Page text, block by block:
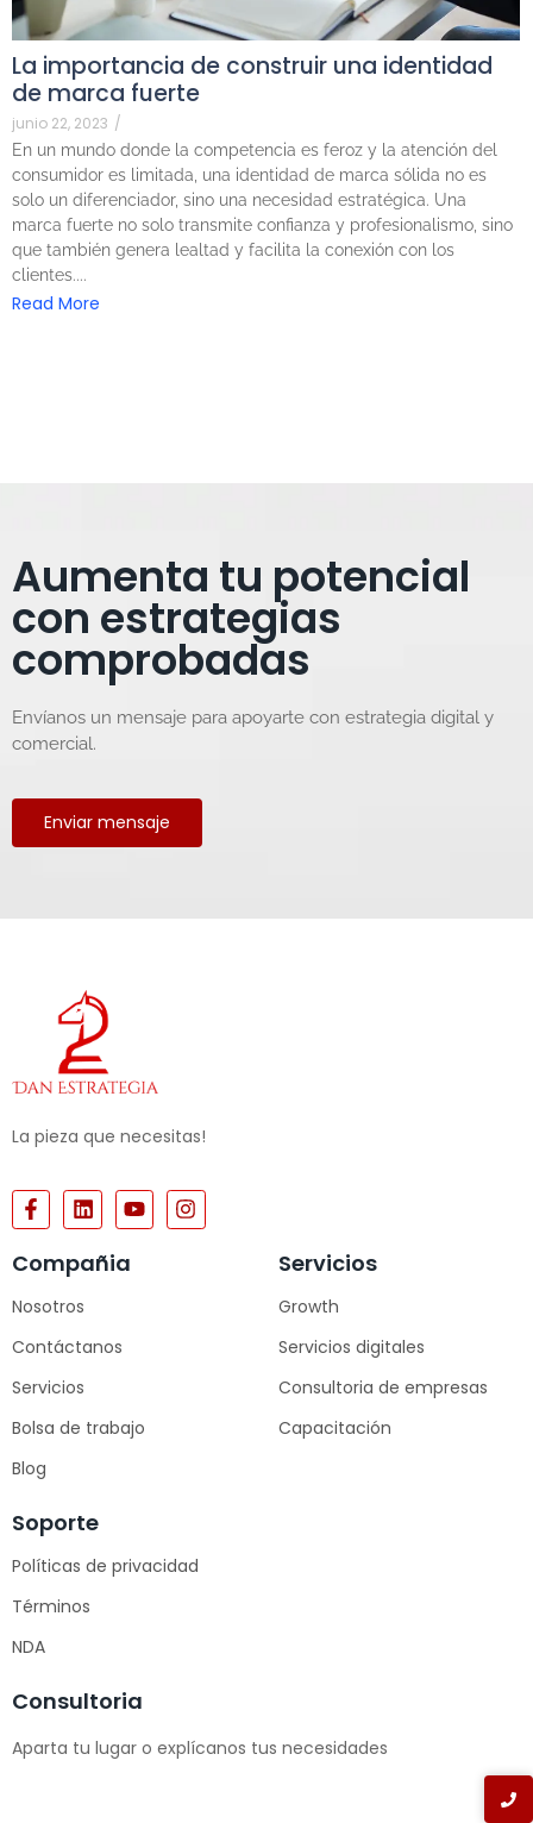
La importancia de construir una identidad
de marca fuerte
junio 22, 2023 /
En un mundo donde la competencia es feroz y la atención del
consumidor es limitada, una identidad de marca sólida no es
solo un diferenciador, sino una necesidad estratégica. Una
marca fuerte no solo transmite confianza y profesionalismo, sino
que también genera lealtad y facilita la conexión con los
clientes....
Read More
Aumenta tu potencial
con estrategias
comprobadas
Envíanos un mensaje para apoyarte con estrategia digital y
comercial.
Enviar mensaje
La pieza que necesitas!
Compañia
Nosotros
Contáctanos
Servicios
Bolsa de trabajo
Blog
Servicios
Growth
Servicios digitales
Consultoria de empresas
Capacitación
Soporte
Políticas de privacidad
Términos
NDA
Consultoria
Aparta tu lugar o explícanos tus necesidades